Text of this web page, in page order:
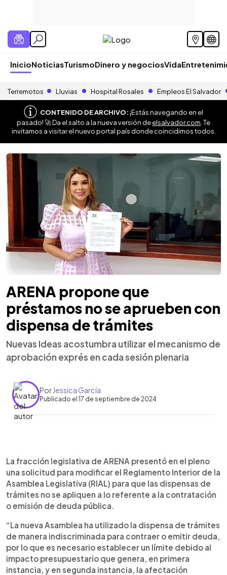
InicioNoticiasTurismoDinero y negociosVida
Terremotos Lluvias Hospital Rosales Empleos El Salvador
CONTENIDO DE ARCHIVO:¡Estás navegando en el
pasado! 🚀 Da el salto a la nueva versión deelsalvador.com . Te
invitamos a visitar el nuevo portal país donde coincidimos todos.
ARENA propone que
préstamos no se aprueben con
dispensa de trámites
Nuevas Ideas acostumbra utilizar el mecanismo de
aprobación exprés en cada sesión plenaria
Por Jessica García
Publicado el 17 de septiembre de 2024
► Escuchar artículo
La fracción legislativa de ARENA presentó en el pleno
una solicitud para modificar el Reglamento Interior de la
Asamblea Legislativa (RIAL) para que las dispensas de
trámites no se apliquen a lo referente a la contratación
o emisión de deuda pública.
“La nueva Asamblea ha utilizado la dispensa de trámites
de manera indiscriminada para contraer o emitir deuda,
por lo que es necesario establecer un límite debido al
impacto presupuestario que genera, en primera
instancia, y en segunda instancia, la afectación